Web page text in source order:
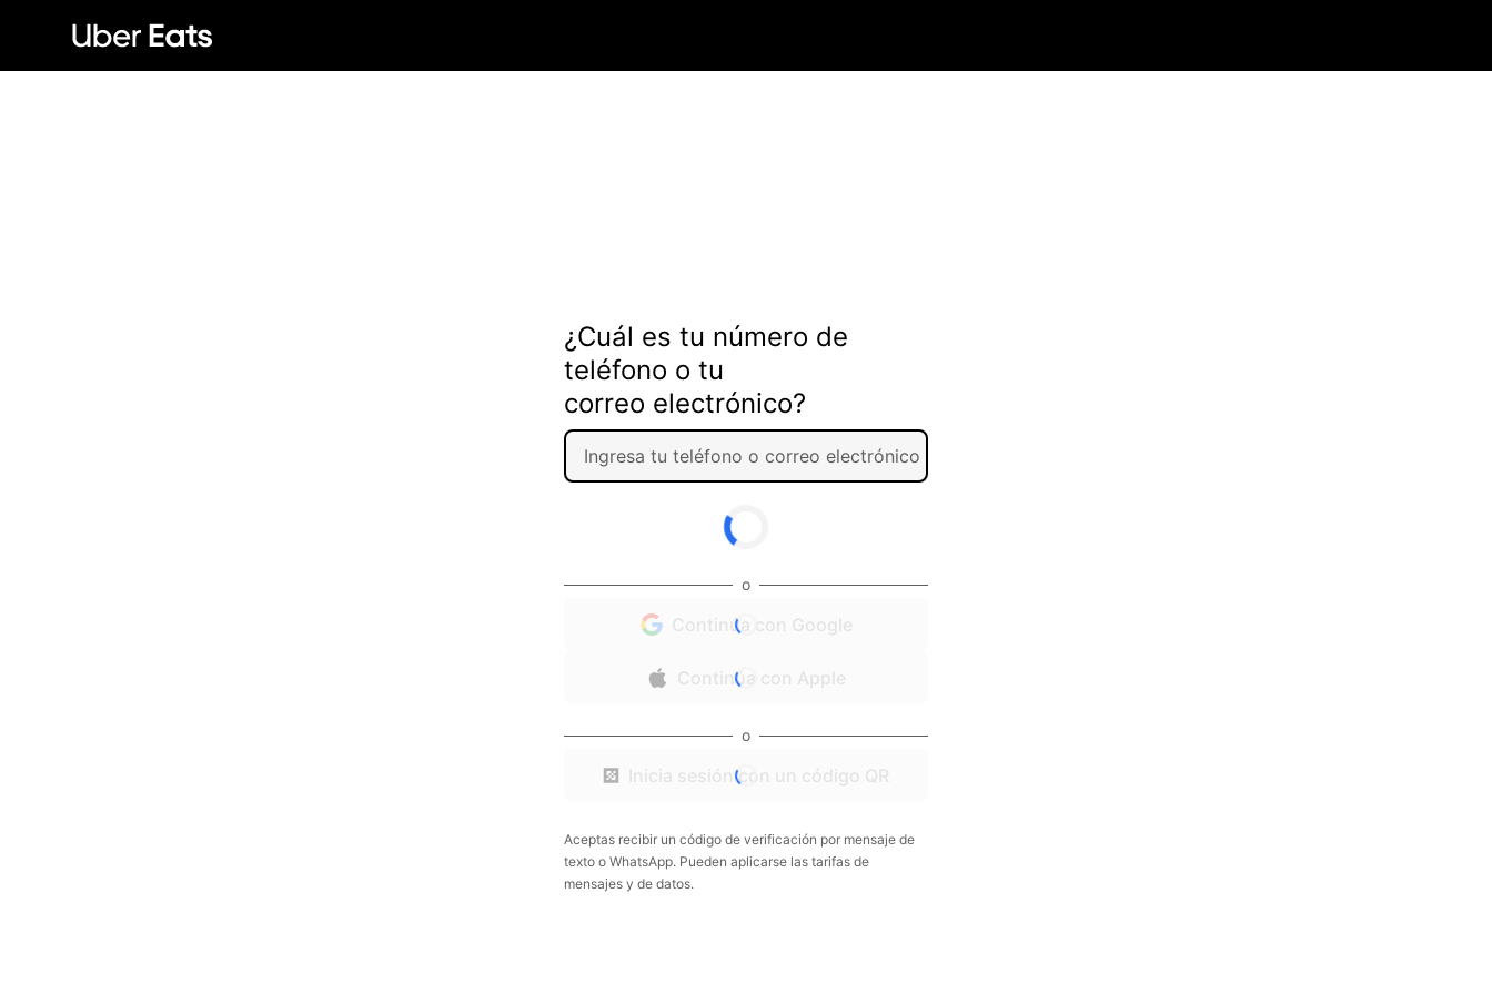
¿Cuál es tu número de
teléfono o tu
correo electrónico?
o
Continúa con Google
Continúa con Apple
o
Inicia sesión con un código QR
Aceptas recibir un código de verificación por mensaje de
texto o WhatsApp. Pueden aplicarse las tarifas de
mensajes y de datos.